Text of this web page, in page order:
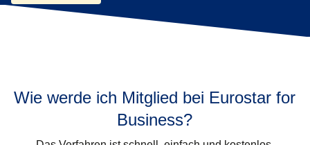
Wie werde ich Mitglied bei Eurostar for
Business?